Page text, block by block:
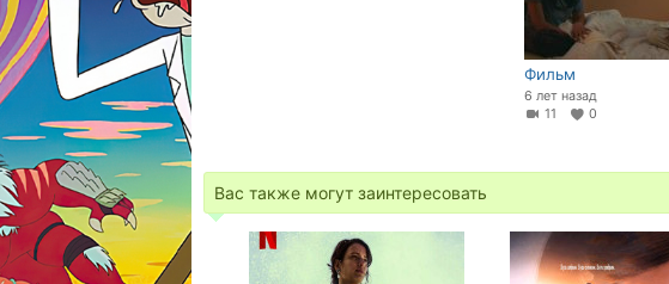
Фильм
6 лет назад
11
0
Вас также могут заинтересовать